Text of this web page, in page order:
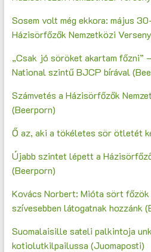
Sosem volt még ekkora: május
Házisörfőzők Nemzetközi
„Csak jó söröket akartam főzni”
National szintű BJCP bírával
Számvetés a Házisörfőzők
(Beerporn)
Ő az, aki a tökéletes sör ötletét
Újabb szintet lépett a
(Beerporn)
Kovács Norbert: Mióta sört főzök
szívesebben látogatnak hozzánk
Suomalaisille sateli palkintoja
kotiolutkilpailussa (Juomaposti)